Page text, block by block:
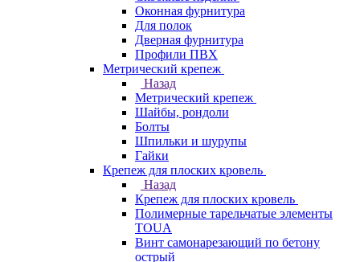
Оконная фурнитура
Для полок
Дверная фурнитура
Профили ПВХ
Метрический крепеж
Назад
Метрический крепеж
Шайбы, рондоли
Болты
Шпильки и шурупы
Гайки
Крепеж для плоских кровель
Назад
Крепеж для плоских кровель
Полимерные тарельчатые элементы
TOUA
Винт самонарезающий по бетону
острый